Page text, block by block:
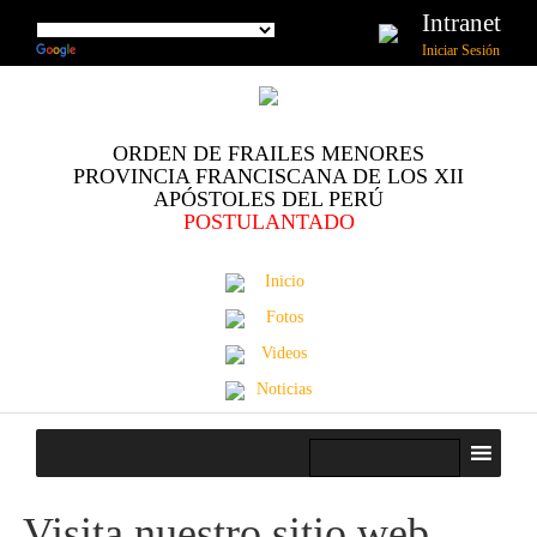
Intranet
Iniciar Sesión
ORDEN DE FRAILES MENORES
PROVINCIA FRANCISCANA DE LOS XII
APÓSTOLES DEL PERÚ
POSTULANTADO
Inicio
Fotos
Videos
Noticias